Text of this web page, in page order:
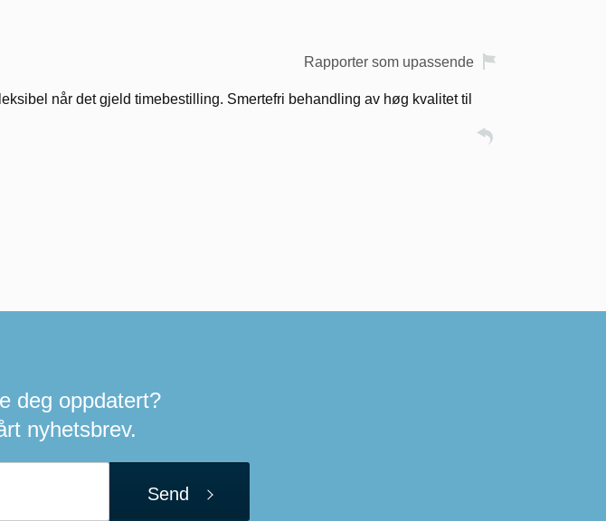
Rapporter som upassende
når det gjeld timebestilling. Smertefri behandling av høg kvalitet til
deg oppdatert?
nyhetsbrev.
Send